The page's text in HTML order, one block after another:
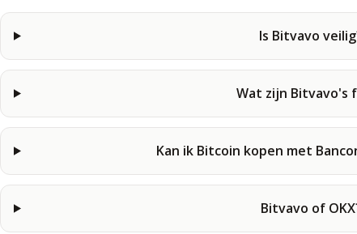
Is Bitvavo
Wat zijn Bitvavo's
Kan ik Bitcoin kopen met
Bitvavo of